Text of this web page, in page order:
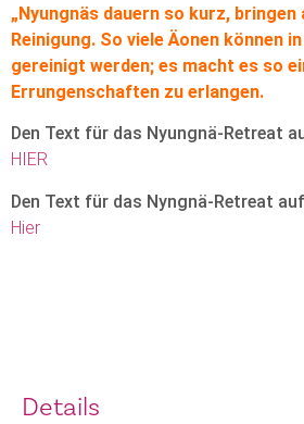
„Nyungnäs dauern so kurz,
Reinigung. So viele Äonen können
gereinigt werden; es macht es so
Errungenschaften zu erlangen.
Den Text für das Nyungnä-Retreat
HIER
Den Text für das Nyngnä-Retreat
Hier
Details